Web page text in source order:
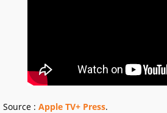
Source : Apple TV+ Press.